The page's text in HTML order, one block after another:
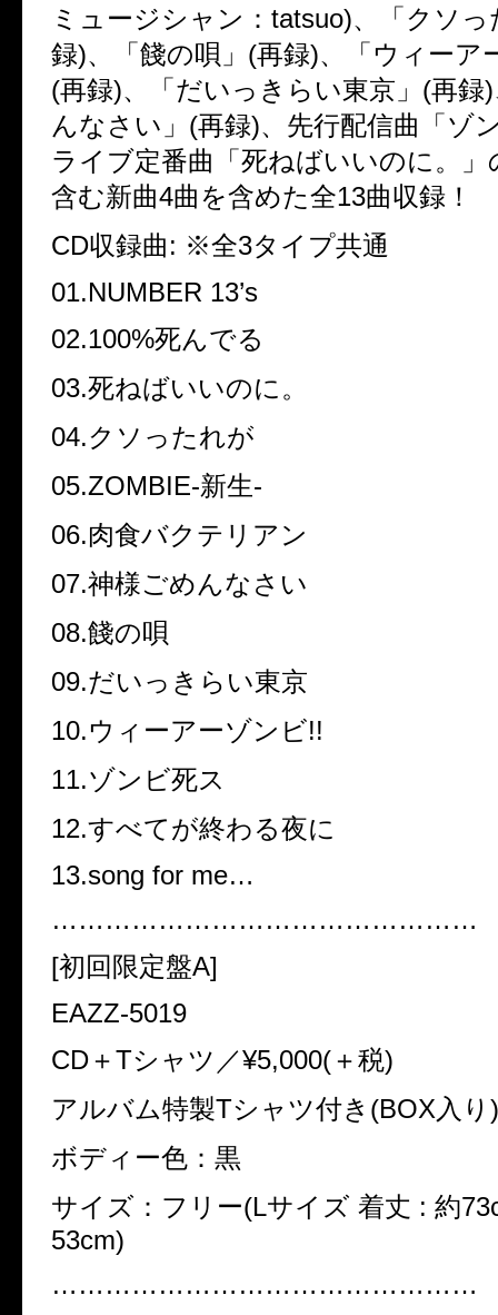
ミュージシャン：tatsuo)、「クソ
録)、「餞の唄」(再録)、「ウィーア
(再録)、「だいっきらい東京」(再録
んなさい」(再録)、先行配信曲「ゾ
ライブ定番曲「死ねばいいのに。」
含む新曲4曲を含めた全13曲収録！
CD収録曲: ※全3タイプ共通
01.NUMBER 13’s
02.100%死んでる
03.死ねばいいのに。
04.クソったれが
05.ZOMBIE-新生-
06.肉食バクテリアン
07.神様ごめんなさい
08.餞の唄
09.だいっきらい東京
10.ウィーアーゾンビ!!
11.ゾンビ死ス
12.すべてが終わる夜に
13.song for me…
…………………………………………
[初回限定盤A]
EAZZ-5019
CD＋Tシャツ／¥5,000(＋税)
アルバム特製Tシャツ付き(BOX入り)
ボディー色：黒
サイズ：フリー(Lサイズ 着丈 : 約
53cm)
…………………………………………